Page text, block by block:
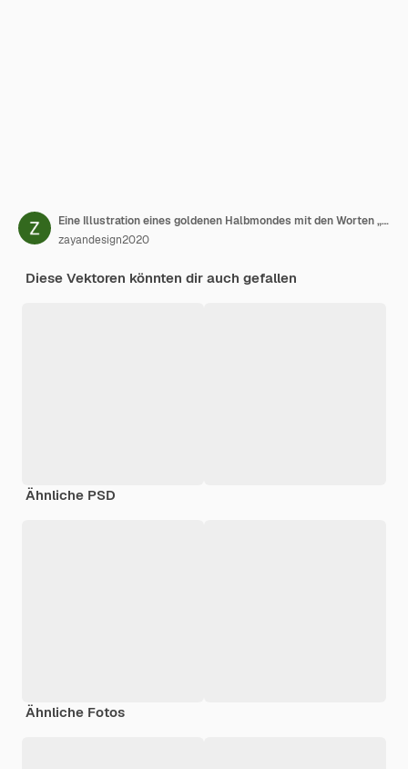
Eine Illustration eines goldenen Halbmondes mit den Worten „eid al adha mubarak“ darauf
zayandesign2020
Diese Vektoren könnten dir auch gefallen
Ähnliche PSD
Ähnliche Fotos